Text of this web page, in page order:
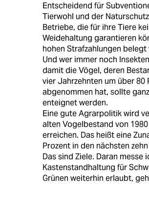
Entscheidend für
Tierwohl und der
Betriebe, die für ihre Tiere
Weidehaltung garantieren
hohen Strafzahlungen belegt
Und wer immer noch
damit die Vögel, deren
vier Jahrzehnten um über 80
abgenommen hat, sollte
enteignet werden.
Eine gute Agrarpolitik wird
alten Vogelbestand von
erreichen. Das heißt eine
Prozent in den nächsten
Das sind Ziele. Daran messe
Kastenstandhaltung für
Grünen weiterhin erlaubt,